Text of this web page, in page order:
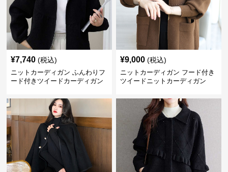
¥7,740 (税込)
ニットカーディガン ふんわりフ
ード付きツイードカーディガン
¥9,000 (税込)
ニットカーディガン フード付き
ツイードニットカーディガン